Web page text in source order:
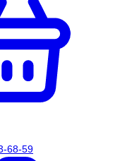
68-59